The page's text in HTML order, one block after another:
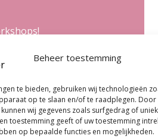
Beheer toestemming
te bieden, gebruiken wij technologieën
op te slaan en/of te raadplegen. Door
wij gegevens zoals surfgedrag of
toestemming geeft of uw toestemming
op bepaalde functies en mogelijkheden.